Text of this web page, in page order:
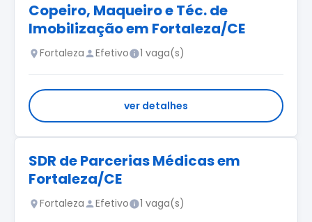
Copeiro, Maqueiro e Téc. de
Imobilização em Fortaleza/CE
Fortaleza Efetivo 1 vaga(s)
ver detalhes
SDR de Parcerias Médicas em
Fortaleza/CE
Fortaleza Efetivo 1 vaga(s)